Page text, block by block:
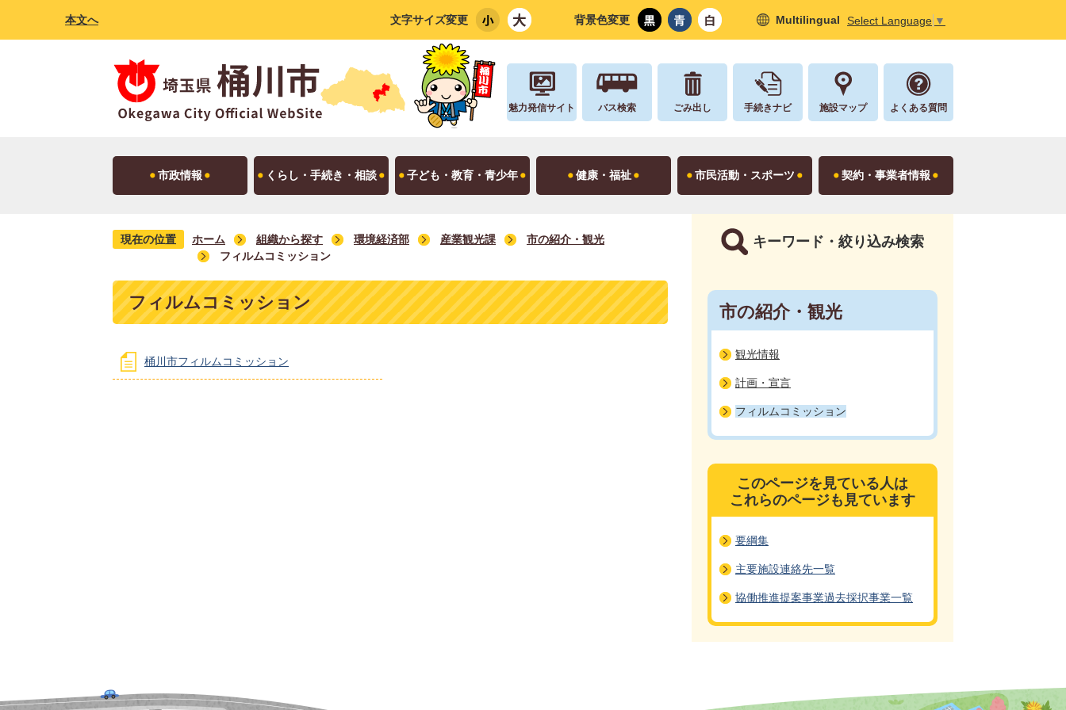
本文へ 文字サイズ変更 背景色変更 Multilingual Select Language ▼
魅力発信サイト バス検索 ごみ出し 手続きナビ 施設マップ よくある質問
市政情報 くらし・手続き・相談 子ども・教育・青少年 健康・福祉 市民活動・スポーツ 契約・事業者情報
現在の位置 ホーム 組織から探す 環境経済部 産業観光課
市の紹介・観光
フィルムコミッション
フィルムコミッション
桶川市フィルムコミッション
キーワード・絞り込み検索
市の紹介・観光
観光情報
計画・宣言
フィルムコミッション
このページを見ている人は
これらのページも見ています
要綱集
主要施設連絡先一覧
協働推進提案事業過去採択事業一覧